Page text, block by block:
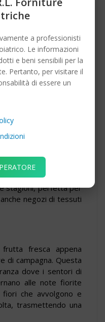
danno luogo
che ci porta
del mare È un
adatto ad
ugualmente a suo
profumate del
di fresco di pulito, di
intensa e
stagioni, perfetta per
negozi di tessuti
fresca appena
di campagna. Questa
dove i sentori di
alle note fiorite
che avvolgono e
trasmettendo una
a professionisti
Le informazioni
e beni sensibili per la
Pertanto, per visitare il
di essere un